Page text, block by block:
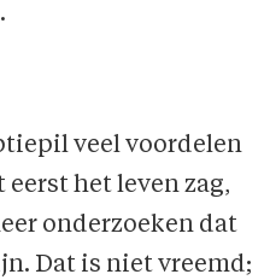
veel voordelen
het leven zag,
onderzoeken dat
Dat is niet vreemd;